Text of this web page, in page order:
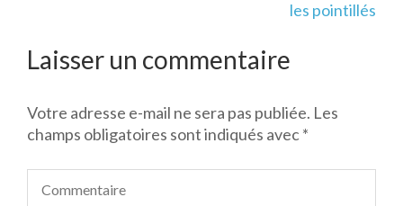
les pointillés
Laisser un commentaire
Votre adresse e-mail ne sera pas publiée. Les
champs obligatoires sont indiqués avec*